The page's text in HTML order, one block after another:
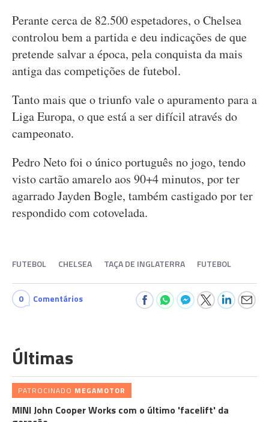
Perante cerca de 82.500 espetadores, o Chelsea
controlou bem a partida e deu indicações de que
pretende salvar a época, pela conquista da mais
antiga das competições de futebol.
Tanto mais que o triunfo vale o apuramento para a
Liga Europa, o que está a ser difícil através do
campeonato.
Pedro Neto foi o único português no jogo, tendo
visto cartão amarelo aos 90+4 minutos, por ter
agarrado Jayden Bogle, também castigado por ter
respondido com cotovelada.
FUTEBOL CHELSEA TAÇA DE INGLATERRA FUTEBOL
0 Comentários
Últimas
PATROCINADO MEGAMOTOR
MINI John Cooper Works com o último 'facelift' da